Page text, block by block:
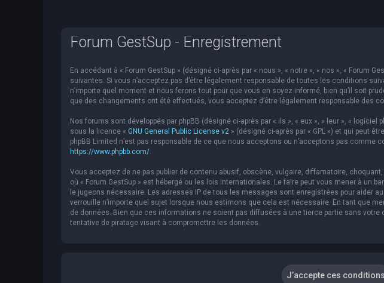
Forum GestSup - Enregistrement
En accédant à « Forum GestSup » (désigné ci-après par « nous », « notre », « nos », «
suivantes. Si vous n’acceptez pas d’être légalement responsable de toutes les conditions
n’importe quel moment et nous ferons tout pour que vous en soyez informé, bien qu’il soit
que des changements ont été effectués, vous acceptez d’être légalement responsable des
Nos forums sont développés par phpBB (désigné ci-après par « ils », « eux », « leur », «
sous la licence « GNU General Public License v2 » (désigné ci-après par « GPL ») et qui peut
phpBB Limited n’est pas responsable de ce que nous acceptons ou n’acceptons pas
https://www.phpbb.com/.
Vous acceptez de ne pas publier de contenu abusif, obscène, vulgaire, diffamatoire,
où « Forum GestSup » est hébergé ou les lois internationales. Le faire peut vous mener à
le jugeons nécessaire. Les adresses IP de tous les messages sont enregistrées pour aider
verrouille n’importe quel sujet lorsque nous estimons que cela est nécessaire. En tant que
de données. Bien que ces informations ne soient pas diffusées à une tierce partie sans
tentative de piratage visant à compromettre les données.